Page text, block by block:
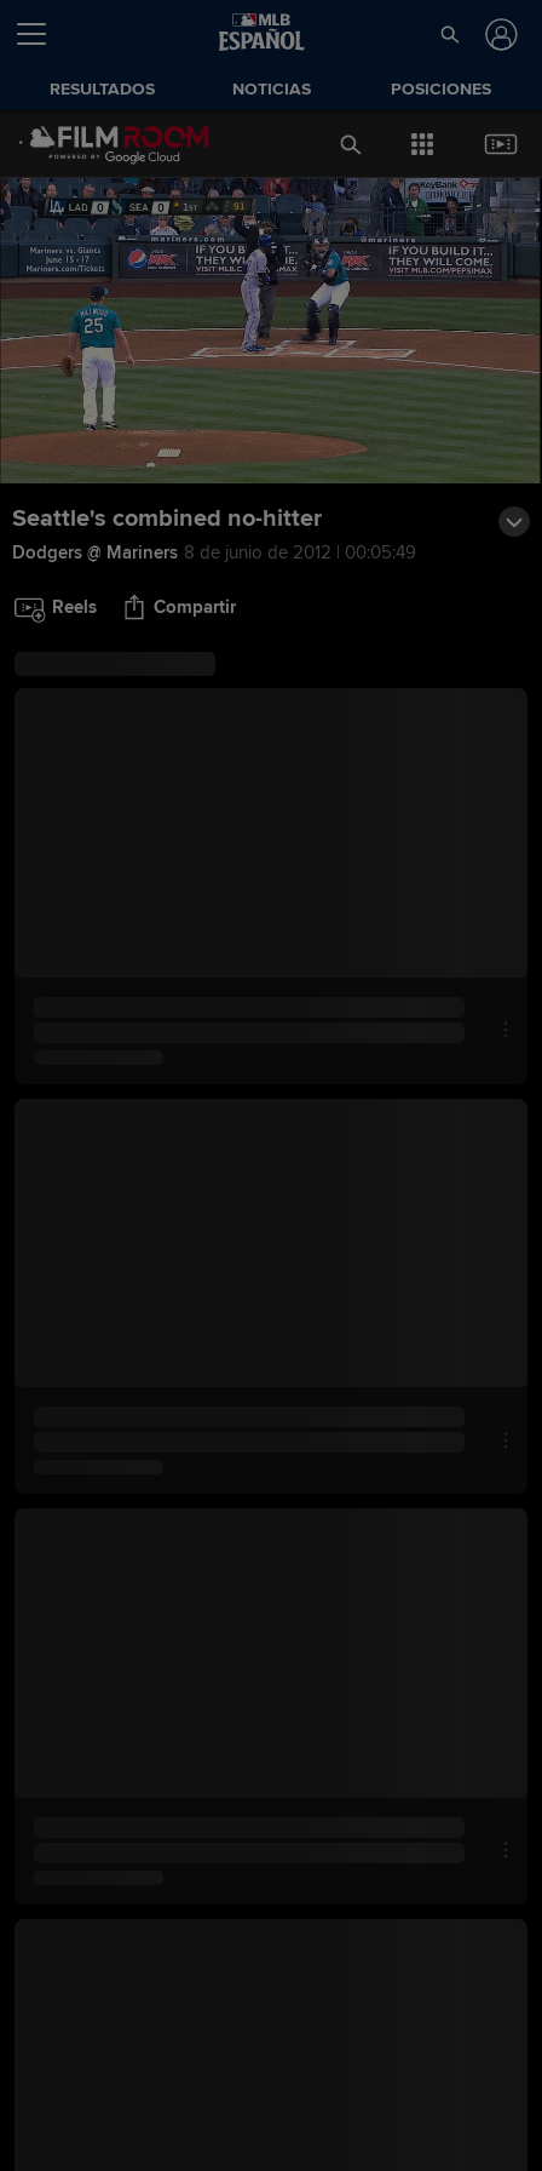
RESULTADOS NOTICIAS POSICIONES
Seattle's combined no-hitter
Dodgers @ Mariners 8 de junio de 2012 | 00:05:49
Reels Compartir